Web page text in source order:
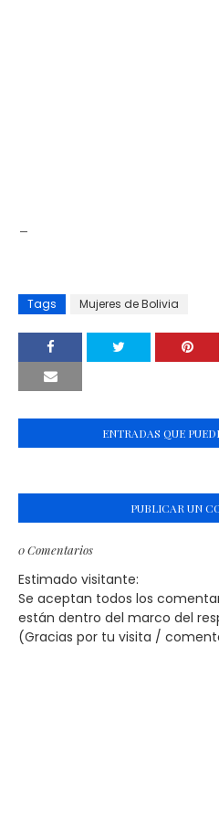
Tags Mujeres de Bolivia
ENTRADAS QUE
PUBLICAR UN
0 Comentarios
Estimado visitante:
Se aceptan todos los
están dentro del marco del
(Gracias por tu visita /